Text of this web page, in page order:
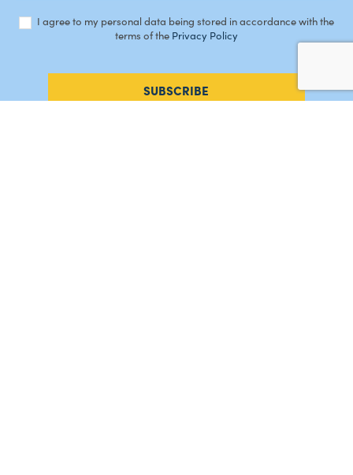
I agree to my personal data being stored in accordance with the
terms of the Privacy Policy
SUBSCRIBE